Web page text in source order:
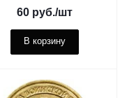
60руб./шт
В корзину